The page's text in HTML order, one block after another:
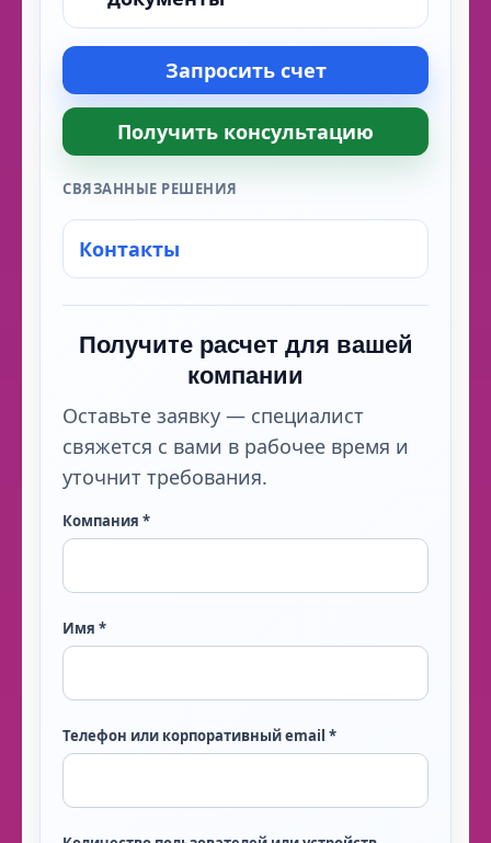
Запросить счет
Получить консультацию
СВЯЗАННЫЕ РЕШЕНИЯ
Контакты
Получите расчет для вашей
компании
Оставьте заявку — специалист
свяжется с вами в рабочее время и
уточнит требования.
Компания *
Имя *
Телефон или корпоративный email *